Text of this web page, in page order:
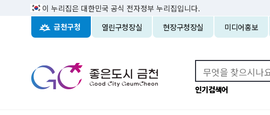
이 누리집은 대한민국 공식 전자정부 누리집입니다.
금천구청 열린구청장실 현장구청장실 미디어홍보
인기검색어